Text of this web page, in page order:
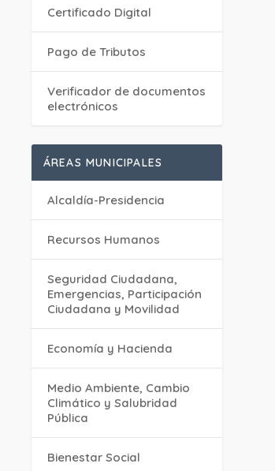
Certificado Digital
Pago de Tributos
Verificador de documentos
electrónicos
ÁREAS MUNICIPALES
Alcaldía-Presidencia
Recursos Humanos
Seguridad Ciudadana,
Emergencias, Participación
Ciudadana y Movilidad
Economía y Hacienda
Medio Ambiente, Cambio
Climático y Salubridad
Pública
Bienestar Social